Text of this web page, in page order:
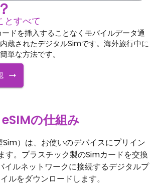
とすべて
ドを挿入することなくモバイルデータ通
蔵されたデジタルSimです。海外旅行中に
単な方法です。
eSIMの仕組み
）は、お使いのデバイスにプリイン
す。プラスチック製のSimカードを交換
イルネットワークに接続するデジタルプ
ルをダウンロードします。